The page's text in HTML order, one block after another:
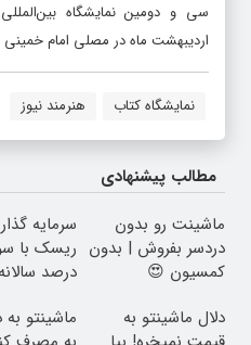
اردیبهشت ماه در مصلی امام خمینی
نمايشگاه كتاب هنرمند نیوز
مطالب پیشنهادی
ماشینت رو بدون
دردسر بفروش | بدون
کمسیون 😍
سرمایه
درصد
دلال ماشینتو به
ماشینتو به